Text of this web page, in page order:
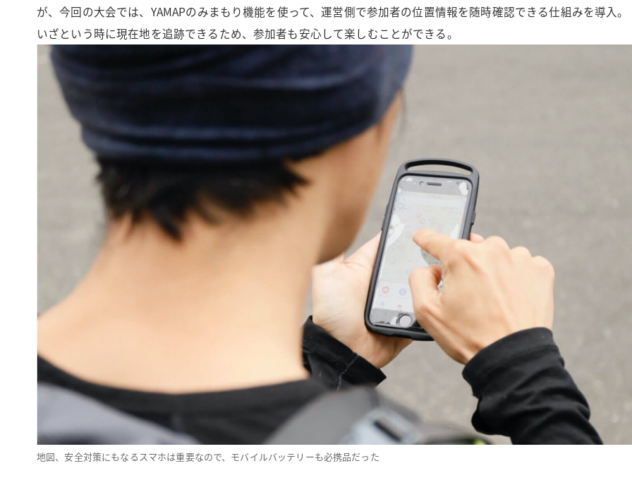
が、今回の大会では、YAMAPのみまもり機能を使って、運営側で参加者の位置情報を随時確認できる仕組みを導入。
いざという時に現在地を追跡できるため、参加者も安心して楽しむことができる。
地図、安全対策にもなるスマホは重要なので、モバイルバッテリーも必携品だった